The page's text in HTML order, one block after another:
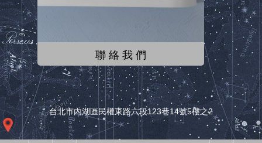
聯 絡 我 們
台北市內湖區民權東路六段123巷14號5樓之2